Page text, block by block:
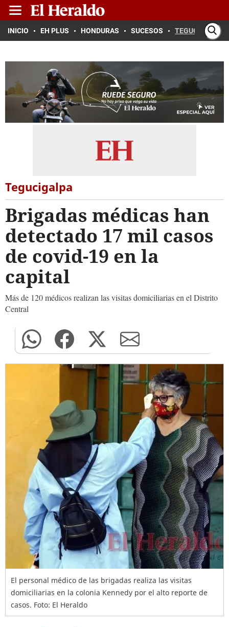
INICIO EH PLUS HONDURAS SUCESOS TEGUCIGALPA
Tegucigalpa
Brigadas médicas han
detectado 17 mil casos
de covid-19 en la
capital
Más de 120 médicos realizan las visitas domiciliarias en el Distrito
Central
El personal médico de las brigadas realiza las visitas
domiciliarias en la colonia Kennedy por el alto reporte de
casos. Foto: El Heraldo